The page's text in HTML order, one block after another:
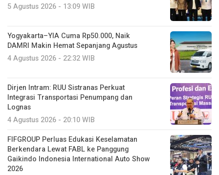
5 Agustus 2026 - 13:09 WIB
Yogyakarta–YIA Cuma Rp50.000, Naik
DAMRI Makin Hemat Sepanjang Agustus
4 Agustus 2026 - 22:32 WIB
Dirjen Intram: RUU Sistranas Perkuat
Integrasi Transportasi Penumpang dan
Lognas
4 Agustus 2026 - 20:10 WIB
FIFGROUP Perluas Edukasi Keselamatan
Berkendara Lewat FABL ke Panggung
Gaikindo Indonesia International Auto Show
2026